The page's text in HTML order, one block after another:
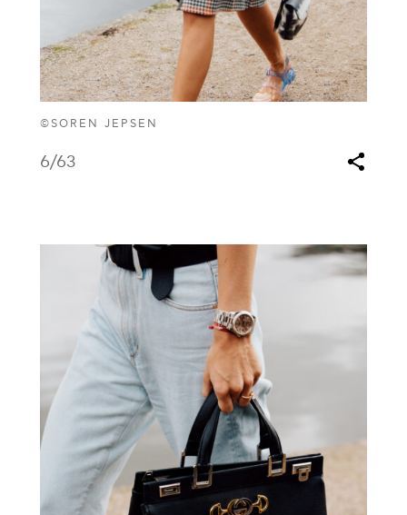
©SOREN JEPSEN
6/63